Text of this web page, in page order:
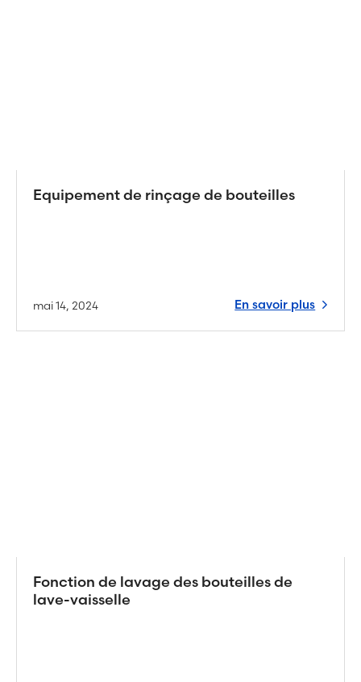
Equipement de rinçage de bouteilles
mai 14, 2024 En savoir plus
Fonction de lavage des bouteilles de
lave-vaisselle